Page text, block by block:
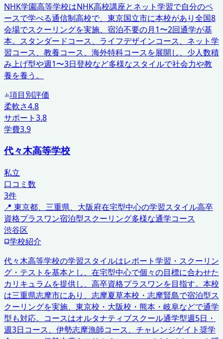
NHK学園高等学校はNHK高校講座とネット学習で自分のペ
ースで学べる通信制高校で、東京国立市に本校があり全国8
会場でスクーリングを実施、宿泊不要の月1〜2回通学が基
本。スタンダードコース、ライフデザインコース、ネット学
習コース、教養コース、海外特科コースを展開し、少人数積
み上げ型や週1〜3日登校など多様なスタイルで社会力や教
養を養う。
項目別評価
柔軟さ4.8
サポート3.8
学費3.9
代々木高等学校
私立
口コミ数
3件
📍 東京都、三重県、大阪府在宅型中心の学習スタイル高卒
資格プラスワン宿泊型スクーリング多様な通学コース
渋谷区
学校紹介
代々木高等学校の学習スタイルはレポート学習・スクーリン
グ・テストを基本とし、在宅型中心で個々の目標に合わせた
カリキュラムを提供し、高卒資格プラスワンを目指す。本校
は三重県志摩市にあり、志摩夏草本校・志摩賢島で宿泊型ス
クーリングを実施、東京校・大阪校・熊本・岐阜などで通学
型も対応。コースはオルタナティブスクール通学型週5日・
週3日コース、伊勢志摩漁師コース、チャレンジゲイト奨学